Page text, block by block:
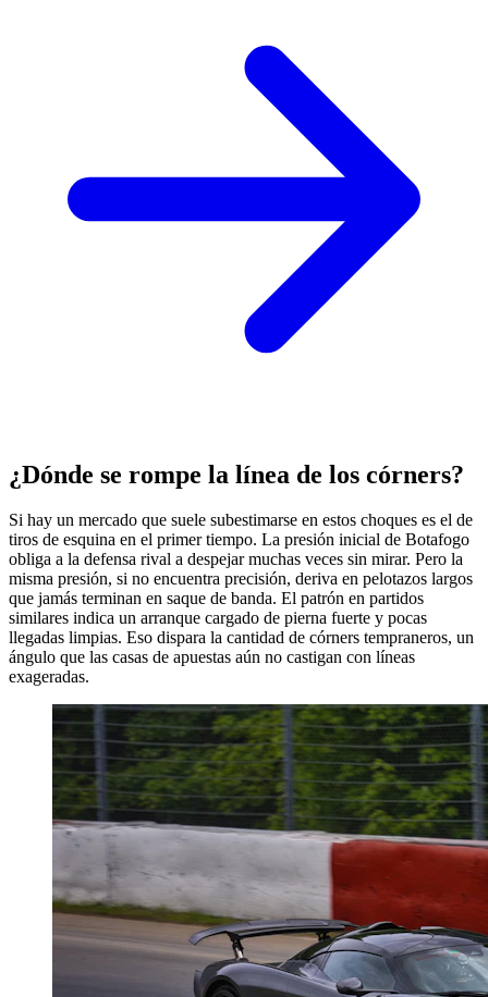
¿Dónde se rompe la línea de los córners?
Si hay un mercado que suele subestimarse en estos choques es el de
tiros de esquina en el primer tiempo. La presión inicial de Botafogo
obliga a la defensa rival a despejar muchas veces sin mirar. Pero la
misma presión, si no encuentra precisión, deriva en pelotazos largos
que jamás terminan en saque de banda. El patrón en partidos
similares indica un arranque cargado de pierna fuerte y pocas
llegadas limpias. Eso dispara la cantidad de córners tempraneros, un
ángulo que las casas de apuestas aún no castigan con líneas
exageradas.